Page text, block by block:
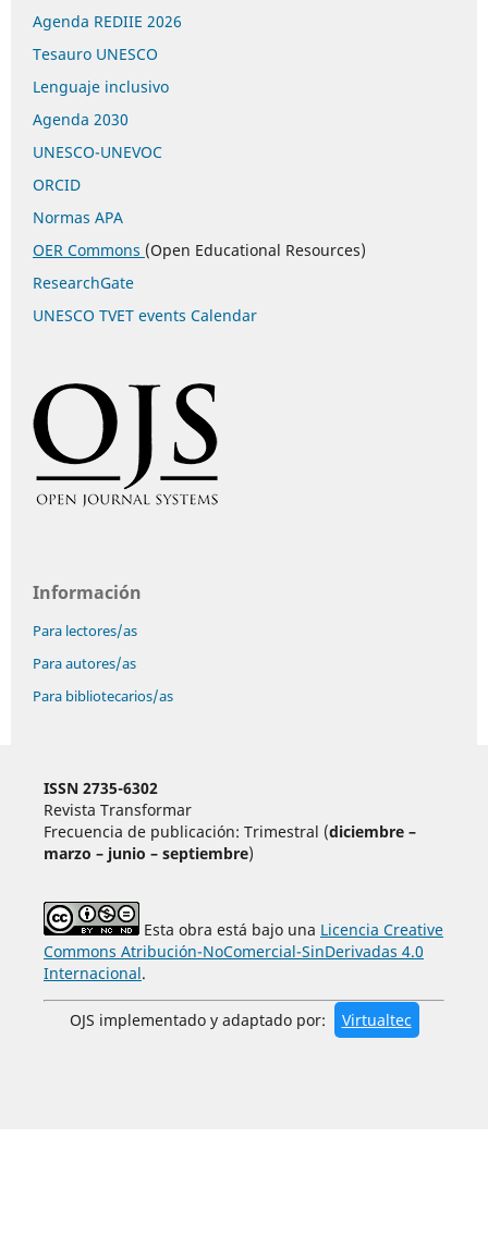
Agenda REDIIE 2026
Tesauro UNESCO
Lenguaje inclusivo
Agenda 2030
UNESCO-UNEVOC
ORCID
Normas APA
OER Commons (Open Educational Resources)
ResearchGate
UNESCO TVET events Calendar
Información
Para lectores/as
Para autores/as
Para bibliotecarios/as
ISSN 2735-6302
Revista Transformar
Frecuencia de publicación: Trimestral (diciembre –
marzo – junio – septiembre)
Esta obra está bajo una Licencia Creative
Commons Atribución-NoComercial-SinDerivadas 4.0
Internacional.
OJS implementado y adaptado por: Virtualtec